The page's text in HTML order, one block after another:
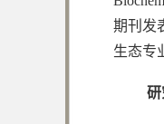
期刊发
生态专
研